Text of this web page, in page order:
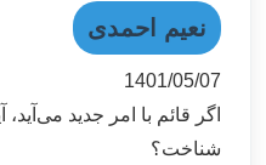
نعیم احمدی
1401/05/07
اگر قائم با امر جدید
شناخت؟